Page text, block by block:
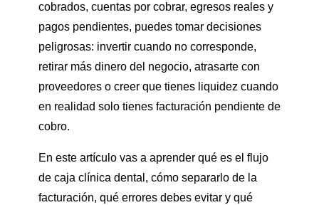
cobrados, cuentas por cobrar, egresos reales y
pagos pendientes, puedes tomar decisiones
peligrosas: invertir cuando no corresponde,
retirar más dinero del negocio, atrasarte con
proveedores o creer que tienes liquidez cuando
en realidad solo tienes facturación pendiente de
cobro.
En este artículo vas a aprender qué es el flujo
de caja clínica dental, cómo separarlo de la
facturación, qué errores debes evitar y qué